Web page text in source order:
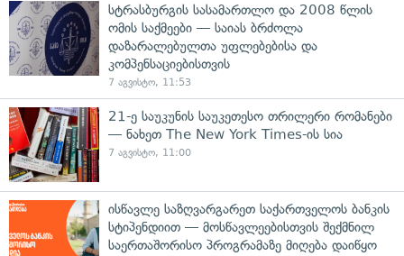
სტრასბურგის სასამართლო და 2008 წლის
ომის საქმეები — საიას ბრძოლა
დაზარალებულთა უფლებებისა და
კომპენსაციებისთვის
7 აგვისტო, 11:53
21-ე საუკუნის საუკეთესო თრილერი რომანები
— ნახეთ The New York Times-ის სია
7 აგვისტო, 11:00
ისწავლე საზღვარგარეთ საქართველოს ბანკის
სტიპენდიით — მოსწავლეებისთვის შექმნილ
საერთაშორისო პროგრამაზე მიღება დაიწყო